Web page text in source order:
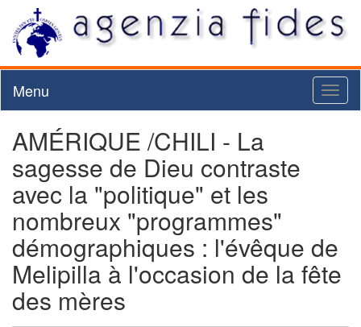
Menu
AMÉRIQUE /CHILI - La
sagesse de Dieu contraste
avec la "politique" et les
nombreux "programmes"
démographiques : l'évêque de
Melipilla à l'occasion de la fête
des mères